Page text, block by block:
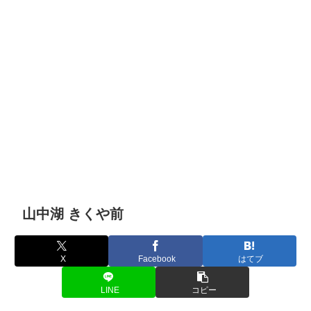
山中湖 きくや前
X Facebook はてブ
LINE コピー